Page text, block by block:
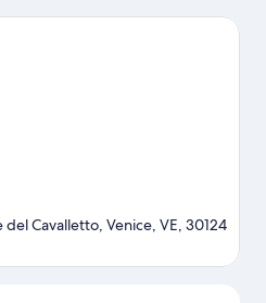
Istana Doge adalah tempat-
del Cavalletto, Venice, VE, 30124